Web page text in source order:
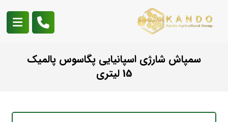
سمپاش شارژی اسپانیایی پگاسوس پالمیک
15 لیتری